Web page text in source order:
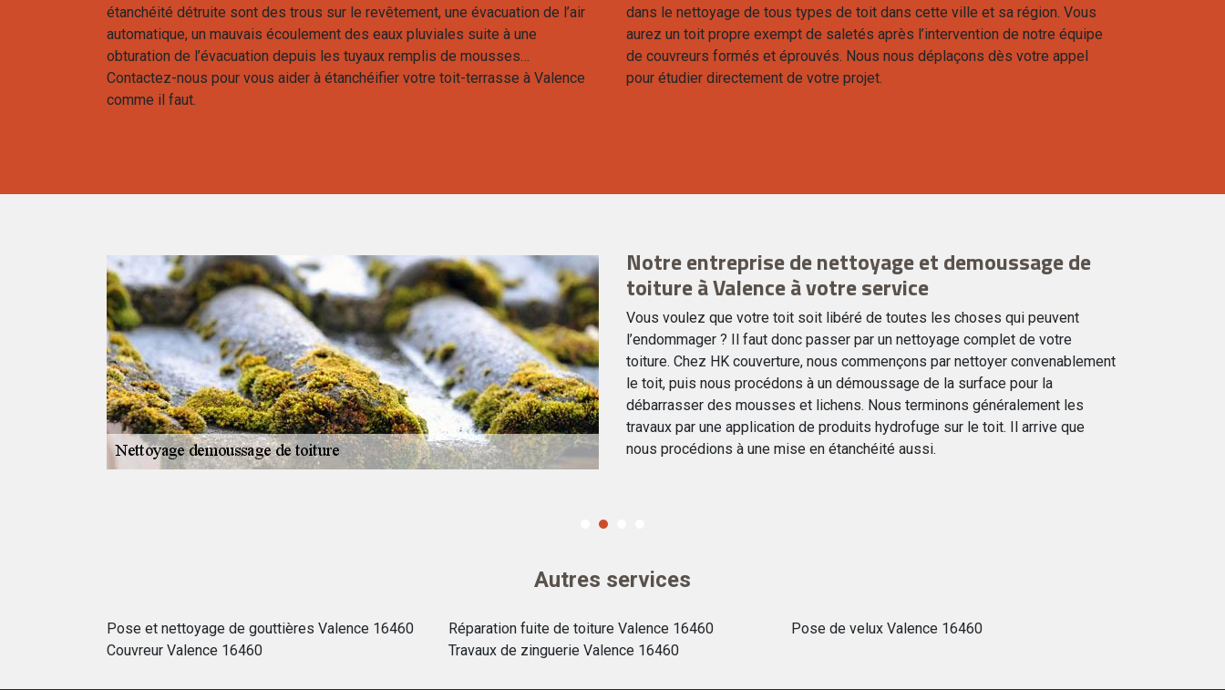
étanchéité détruite sont des trous sur le revêtement, une évacuation de l’air
automatique, un mauvais écoulement des eaux pluviales suite à une
obturation de l’évacuation depuis les tuyaux remplis de mousses…
Contactez-nous pour vous aider à étanchéifier votre toit-terrasse à Valence
comme il faut.
dans le nettoyage de tous types de toit dans cette ville et sa région. Vous
aurez un toit propre exempt de saletés après l’intervention de notre équipe
de couvreurs formés et éprouvés. Nous nous déplaçons dès votre appel
pour étudier directement de votre projet.
Notre entreprise de nettoyage et demoussage de
toiture à Valence à votre service
Vous voulez que votre toit soit libéré de toutes les choses qui peuvent
l’endommager ? Il faut donc passer par un nettoyage complet de votre
toiture. Chez HK couverture, nous commençons par nettoyer convenablement
le toit, puis nous procédons à un démoussage de la surface pour la
débarrasser des mousses et lichens. Nous terminons généralement les
travaux par une application de produits hydrofuge sur le toit. Il arrive que
nous procédions à une mise en étanchéité aussi.
Autres services
Pose et nettoyage de gouttières Valence 16460
Couvreur Valence 16460
Réparation fuite de toiture Valence 16460
Travaux de zinguerie Valence 16460
Pose de velux Valence 16460